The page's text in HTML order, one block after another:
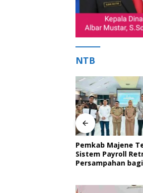
NTB
Pemkab Majene
Sistem Payroll
Persampahan bagi